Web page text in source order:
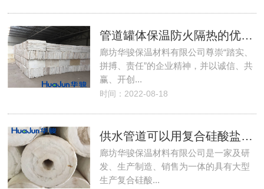
管道罐体保温防火隔热的优质之选-复合硅酸盐保温板
廊坊华骏保温材料有限公司尊崇“踏实、
拼搏、责任”的企业精神，并以诚信、共
赢、开创...
时间：2022-08-18
供水管道可以用复合硅酸盐管嘛
廊坊华骏保温材料有限公司是一家及研
发、生产制造、销售为一体的具有大型
生产复合硅酸...